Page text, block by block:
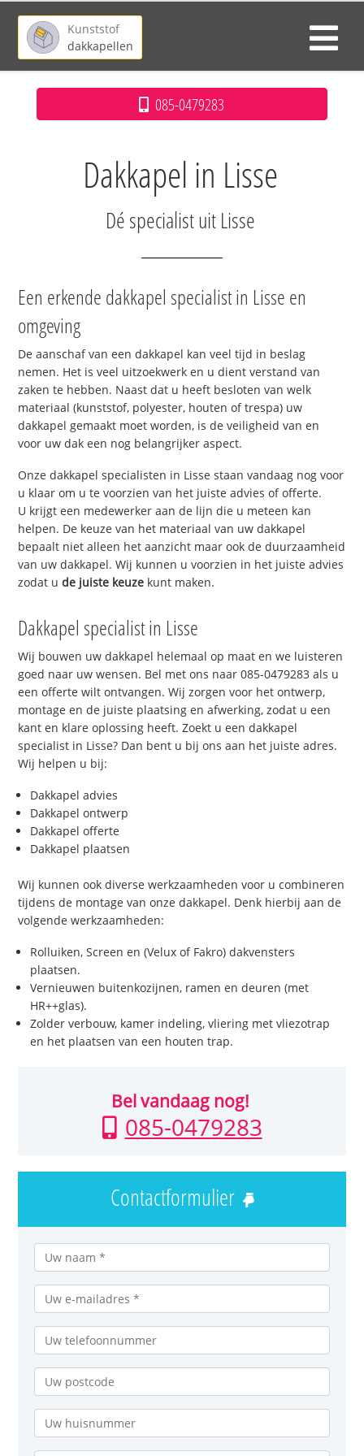
Kunststof
dakkapellen
085-0479283
Dakkapel in Lisse
Dé specialist uit Lisse
Een erkende dakkapel specialist in Lisse en
omgeving
De aanschaf van een dakkapel kan veel tijd in beslag
nemen. Het is veel uitzoekwerk en u dient verstand van
zaken te hebben. Naast dat u heeft besloten van welk
materiaal (kunststof, polyester, houten of trespa) uw
dakkapel gemaakt moet worden, is de veiligheid van en
voor uw dak een nog belangrijker aspect.
Onze dakkapel specialisten in Lisse staan vandaag nog voor
u klaar om u te voorzien van het juiste advies of offerte.
U krijgt een medewerker aan de lijn die u meteen kan
helpen. De keuze van het materiaal van uw dakkapel
bepaalt niet alleen het aanzicht maar ook de duurzaamheid
van uw dakkapel. Wij kunnen u voorzien in het juiste advies
zodat ude juiste keuze kunt maken.
Dakkapel specialist in Lisse
Wij bouwen uw dakkapel helemaal op maat en we luisteren
goed naar uw wensen. Bel met ons naar 085-0479283 als u
een offerte wilt ontvangen. Wij zorgen voor het ontwerp,
montage en de juiste plaatsing en afwerking, zodat u een
kant en klare oplossing heeft. Zoekt u een dakkapel
specialist in Lisse? Dan bent u bij ons aan het juiste adres.
Wij helpen u bij:
Dakkapel advies
Dakkapel ontwerp
Dakkapel offerte
Dakkapel plaatsen
Wij kunnen ook diverse werkzaamheden voor u combineren
tijdens de montage van onze dakkapel. Denk hierbij aan de
volgende werkzaamheden:
Rolluiken, Screen en (Velux of Fakro) dakvensters
plaatsen.
Vernieuwen buitenkozijnen, ramen en deuren (met
HR++glas).
Zolder verbouw, kamer indeling, vliering met vliezotrap
en het plaatsen van een houten trap.
Bel vandaag nog!
085-0479283
Contactformulier